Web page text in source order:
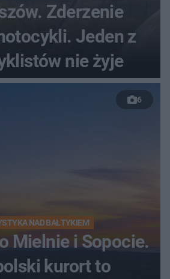
Zderzenie
Jeden z
nie żyje
6
NAD BAŁTYKIEM
Mielnie i Sopocie.
kurort to